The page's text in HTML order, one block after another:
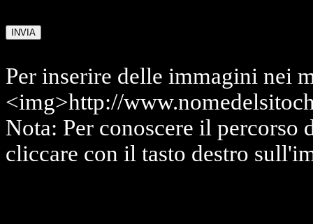
Per inserire delle immagini nei
<img>http://
Nota: Per conoscere il percorso
cliccare con il tasto destro